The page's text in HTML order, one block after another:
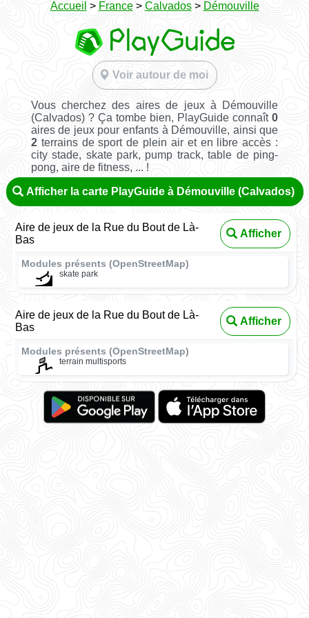
Accueil > France> Calvados> Démouville
Voir autour de moi
Vous cherchez des aires de jeux à Démouville
(Calvados) ? Ça tombe bien, PlayGuide connaît0
aires de jeux pour enfants à Démouville, ainsi que
2terrains de sport de plein air et en libre accès :
city stade, skate park, pump track, table de ping-
pong, aire de fitness, ... !
Afficher la carte PlayGuide à Démouville (Calvados)
Aire de jeux de la Rue du Bout de Là-
Bas
Afficher
Modules présents (OpenStreetMap)
skate park
Aire de jeux de la Rue du Bout de Là-
Bas
Afficher
Modules présents (OpenStreetMap)
terrain multisports